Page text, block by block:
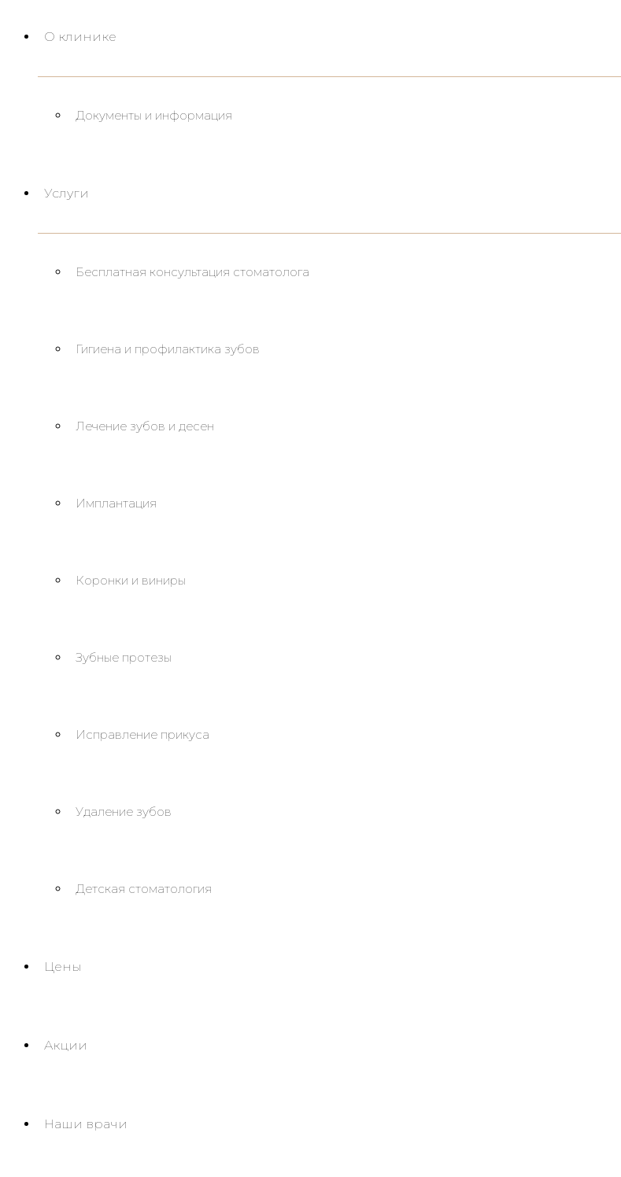
О клинике
Документы и информация
Услуги
Бесплатная консультация стоматолога
Гигиена и профилактика зубов
Лечение зубов и десен
Имплантация
Коронки и виниры
Зубные протезы
Исправление прикуса
Удаление зубов
Детская стоматология
Цены
Акции
Наши врачи